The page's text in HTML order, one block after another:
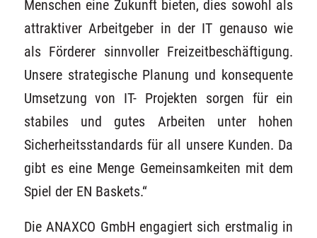
Menschen eine Zukunft bieten, dies sowohl als
attraktiver Arbeitgeber in der IT genauso wie
als Förderer sinnvoller Freizeitbeschäftigung.
Unsere strategische Planung und konsequente
Umsetzung von IT- Projekten sorgen für ein
stabiles und gutes Arbeiten unter hohen
Sicherheitsstandards für all unsere Kunden. Da
gibt es eine Menge Gemeinsamkeiten mit dem
Spiel der EN Baskets.“
Die ANAXCO GmbH engagiert sich erstmalig in